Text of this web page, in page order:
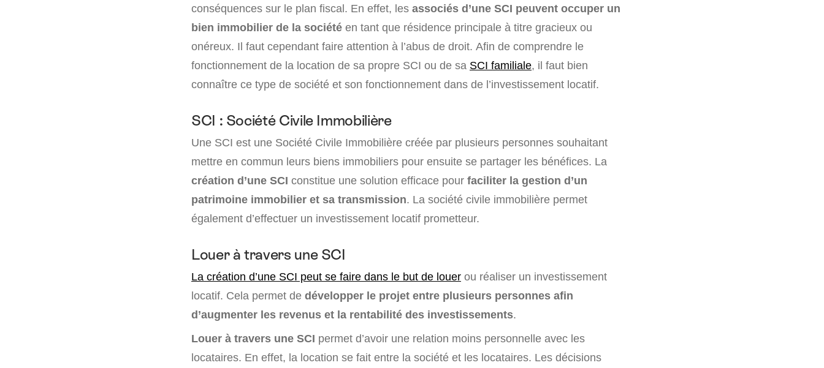
conséquences sur le plan fiscal. En effet, les associés d’une SCI peuvent occuper un
bien immobilier de la société en tant que résidence principale à titre gracieux ou
onéreux. Il faut cependant faire attention à l’abus de droit. Afin de comprendre le
fonctionnement de la location de sa propre SCI ou de sa SCI familiale, il faut bien
connaître ce type de société et son fonctionnement dans de l’investissement locatif.
SCI : Société Civile Immobilière
Une SCI est une Société Civile Immobilière créée par plusieurs personnes souhaitant
mettre en commun leurs biens immobiliers pour ensuite se partager les bénéfices. La
création d’une SCI constitue une solution efficace pour faciliter la gestion d’un
patrimoine immobilier et sa transmission. La société civile immobilière permet
également d’effectuer un investissement locatif prometteur.
Louer à travers une SCI
La création d’une SCI peut se faire dans le but de louer ou réaliser un investissement
locatif. Cela permet de développer le projet entre plusieurs personnes afin
d’augmenter les revenus et la rentabilité des investissements.
Louer à travers une SCI permet d’avoir une relation moins personnelle avec les
locataires. En effet, la location se fait entre la société et les locataires. Les décisions